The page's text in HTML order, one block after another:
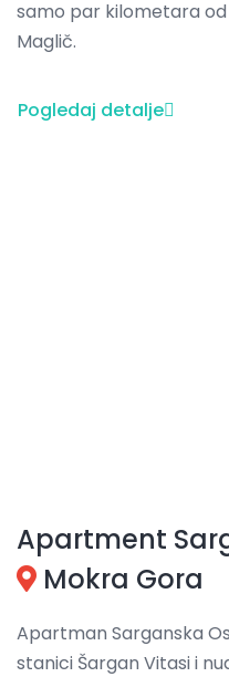
samo par kilometara
Maglič.
Pogledaj detalje
Apartment
Mokra Gora
Apartman Sarganska
stanici Šargan Vitasi i